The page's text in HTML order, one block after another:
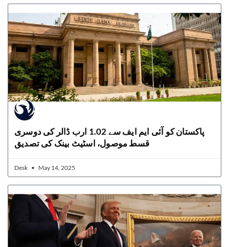
پاکستان کو آئی ایم ایف سے 1.02 ارب ڈالر کی دوسری
قسط موصول، اسٹیٹ بینک کی تصدیق
Desk May 14, 2025